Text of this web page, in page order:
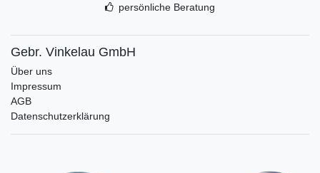
persönliche Beratung
Gebr. Vinkelau GmbH
Über uns
Impressum
AGB
Datenschutzerklärung